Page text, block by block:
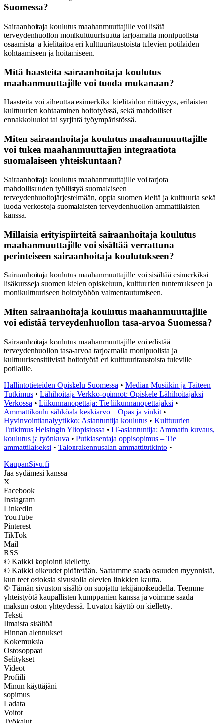
Suomessa?
Sairaanhoitaja koulutus maahanmuuttajille voi lisätä
terveydenhuollon monikulttuurisuutta tarjoamalla monipuolista
osaamista ja kielitaitoa eri kulttuuritaustoista tulevien potilaiden
kohtaamiseen ja hoitamiseen.
Mitä haasteita sairaanhoitaja koulutus
maahanmuuttajille voi tuoda mukanaan?
Haasteita voi aiheuttaa esimerkiksi kielitaidon riittävyys, erilaisten
kulttuurien kohtaaminen hoitotyössä, sekä mahdolliset
ennakkoluulot tai syrjintä työympäristössä.
Miten sairaanhoitaja koulutus maahanmuuttajille
voi tukea maahanmuuttajien integraatiota
suomalaiseen yhteiskuntaan?
Sairaanhoitaja koulutus maahanmuuttajille voi tarjota
mahdollisuuden työllistyä suomalaiseen
terveydenhuoltojärjestelmään, oppia suomen kieltä ja kulttuuria sekä
luoda verkostoja suomalaisten terveydenhuollon ammattilaisten
kanssa.
Millaisia erityispiirteitä sairaanhoitaja koulutus
maahanmuuttajille voi sisältää verrattuna
perinteiseen sairaanhoitaja koulutukseen?
Sairaanhoitaja koulutus maahanmuuttajille voi sisältää esimerkiksi
lisäkursseja suomen kielen opiskeluun, kulttuurien tuntemukseen ja
monikulttuuriseen hoitotyöhön valmentautumiseen.
Miten sairaanhoitaja koulutus maahanmuuttajille
voi edistää terveydenhuollon tasa-arvoa Suomessa?
Sairaanhoitaja koulutus maahanmuuttajille voi edistää
terveydenhuollon tasa-arvoa tarjoamalla monipuolista ja
kulttuurisensitiivistä hoitotyötä eri kulttuuritaustoista tuleville
potilaille.
Hallintotieteiden Opiskelu Suomessa • Median Musiikin ja Taiteen
Tutkimus • Lähihoitaja Verkko-opinnot: Opiskele Lähihoitajaksi
Verkossa • Liikunnanopettaja: Tie liikunnanopettajaksi •
Ammattikoulu sähköala keskiarvo – Opas ja vinkit •
Hyvinvointianalyytikko: Asiantuntija koulutus • Kulttuurien
Tutkimus Helsingin Yliopistossa • IT-asiantuntija: Ammatin kuvaus,
koulutus ja työnkuva • Putkiasentaja oppisopimus – Tie
ammattilaiseksi • Talonrakennusalan ammattitutkinto •
KaupanSivu.fi
Jaa sydämesi kanssa
X
Facebook
Instagram
LinkedIn
YouTube
Pinterest
TikTok
Mail
RSS
© Kaikki kopiointi kielletty.
© Kaikki oikeudet pidätetään. Saatamme saada osuuden myynnistä,
kun teet ostoksia sivustolla olevien linkkien kautta.
© Tämän sivuston sisältö on suojattu tekijänoikeudella. Teemme
yhteistyötä kaupallisten kumppanien kanssa ja voimme saada
maksun oston yhteydessä. Luvaton käyttö on kielletty.
Teksti
Ilmaista sisältöä
Hinnan alennukset
Kokemuksia
Ostosoppaat
Selitykset
Videot
Profiili
Minun käyttäjäni
sopimus
Ladata
Voitot
Työkalut